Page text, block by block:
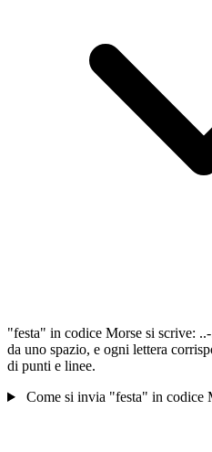
"festa" in codice Morse si scrive:
da uno spazio, e ogni lettera
di punti e linee.
Come si invia "festa" in codice